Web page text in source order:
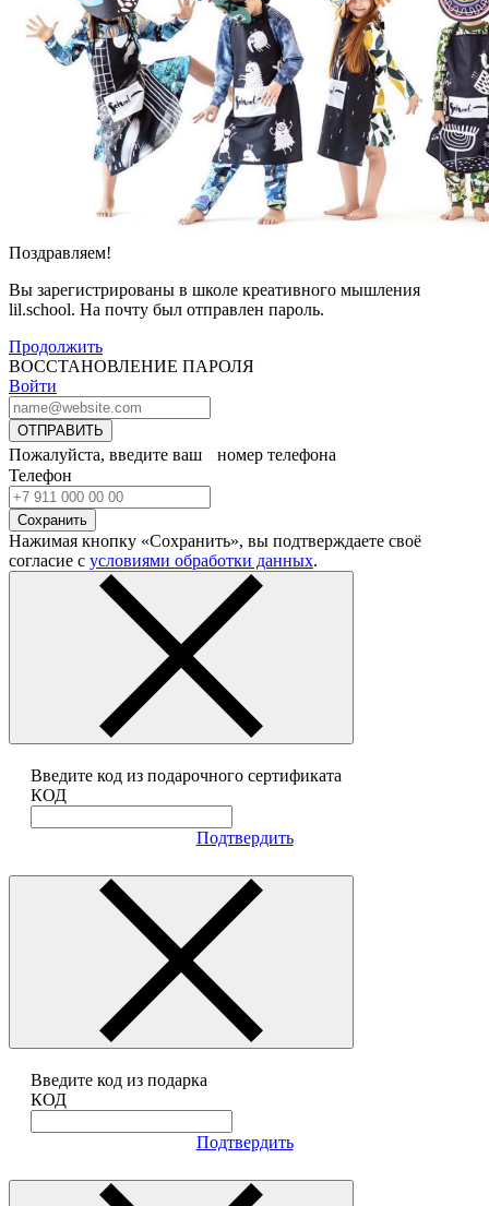
Поздравляем!
Вы зарегистрированы в школе креативного мышления
lil.school. На почту был отправлен пароль.
Продолжить
ВОССТАНОВЛЕНИЕ ПАРОЛЯ
Войти
ОТПРАВИТЬ
Пожалуйста, введите ваш номер телефона
Телефон
Сохранить
Нажимая кнопку «Сохранить», вы подтверждаете своё
согласие с условиями обработки данных.
Введите код из подарочного сертификата
КОД
Подтвердить
Введите код из подарка
КОД
Подтвердить